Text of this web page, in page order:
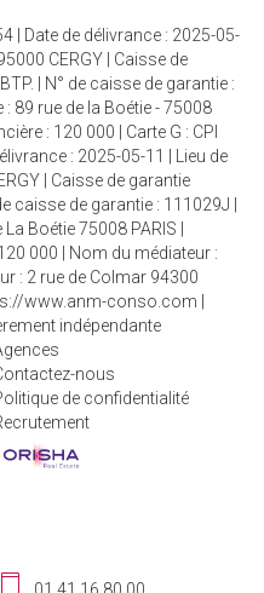
| Date de délivrance : 2025-05-
CERGY | Caisse de
| N° de caisse de garantie :
89 rue de la Boétie - 75008
: 120 000 | Carte G : CPI
: 2025-05-11 | Lieu de
| Caisse de garantie
caisse de garantie : 111029J |
Boétie 75008 PARIS |
000 | Nom du médiateur :
: 2 rue de Colmar 94300
www.anm-conso.com
indépendante
nous
de confidentialité